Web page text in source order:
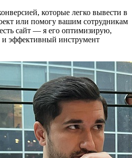
которые легко вывести в
или помогу вашим сотрудникам
сайт — я его оптимизирую,
эффективный инструмент